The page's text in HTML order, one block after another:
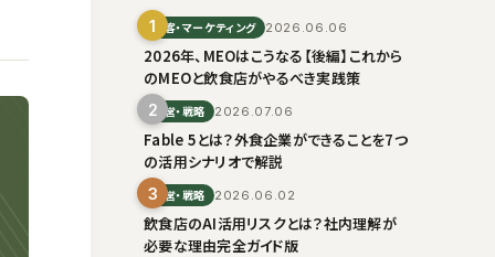
1 集客・マーケティング 2026.06.06
2026年、MEOはこうなる【後編】これから
のMEOと飲食店がやるべき実践策
2経営・戦略 2026.07.06
Fable 5とは？外食企業ができることを7つ
の活用シナリオで解説
3経営・戦略 2026.06.02
飲食店のAI活用リスクとは？社内理解が
必要な理由完全ガイド版